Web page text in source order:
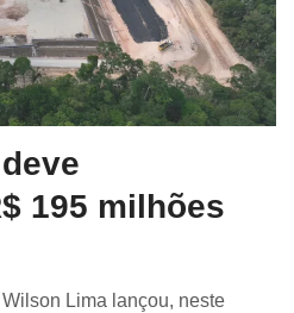
195 milhões
Lima lançou, neste